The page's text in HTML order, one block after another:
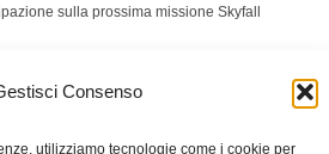
Consenso
utilizziamo tecnologie come i cookie per
sulla prossima missione Skyfall